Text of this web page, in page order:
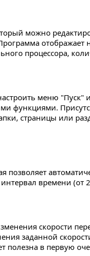
можно
отображает
процессора,
меню "Пуск"
функциями.
страницы или
позволяет
времени (от
скорости
заданной
полезна в первую